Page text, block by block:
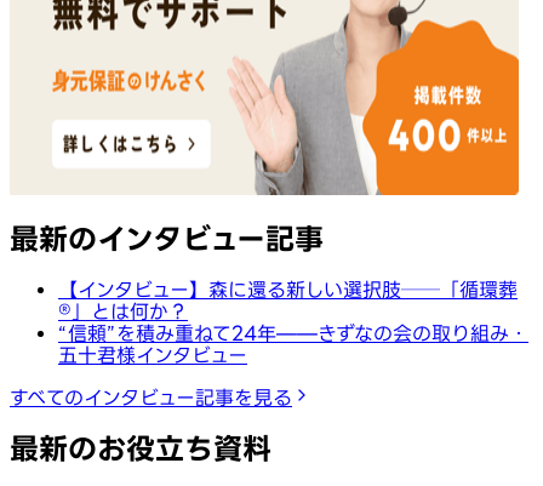
最新のインタビュー記事
【インタビュー】森に還る新しい選択肢──「循環葬
®︎」とは何か？
“信頼”を積み重ねて24年——きずなの会の取り組み・
五十君様インタビュー
すべてのインタビュー記事を見る
最新のお役立ち資料